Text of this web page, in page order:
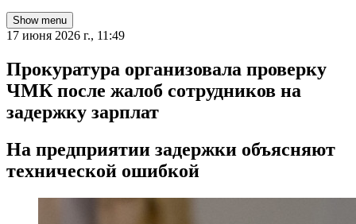
Show menu
17 июня 2026 г., 11:49
Прокуратура организовала проверку
ЧМК после жалоб сотрудников на
задержку зарплат
На предприятии задержки объясняют
технической ошибкой